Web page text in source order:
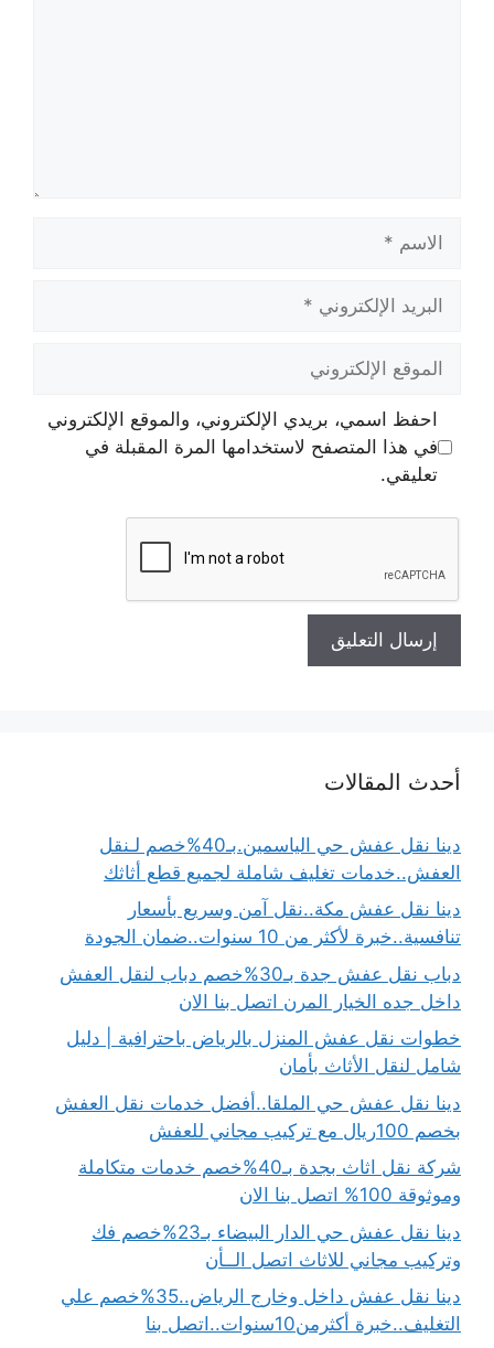
الاسم
البريد
الإلكتروني
الموقع
الإلكتروني
احفظ اسمي، بريدي الإلكتروني، والموقع الإلكتروني
في هذا المتصفح لاستخدامها المرة المقبلة في
تعليقي.
أحدث المقالات
دينا نقل عفش حي الياسمين.بـ40%خصم لـنقل
العفش..خدمات تغليف شاملة لجميع قطع أثاثك
دينا نقل عفش مكة..نقل آمن وسريع بأسعار
تنافسية..خبرة لأكثر من 10 سنوات..ضمان الجودة
دباب نقل عفش جدة بـ30%خصم دباب لنقل العفش
داخل جده الخيار المرن اتصل بنا الان
خطوات نقل عفش المنزل بالرياض باحترافية | دليل
شامل لنقل الأثاث بأمان
دينا نقل عفش حي الملقا..أفضل خدمات نقل العفش
بخصم 100ريال مع تركيب مجاني للعفش
شركة نقل اثاث بجدة بـ40%خصم خدمات متكاملة
وموثوقة 100% اتصل بنا الان
دينا نقل عفش حي الدار البيضاء بـ23%خصم فك
وتركيب مجاني للاثاث اتصل الــأن
دينا نقل عفش داخل وخارج الرياض..35%خصم علي
التغليف..خبرة أكثرمن10سنوات..اتصل بنا